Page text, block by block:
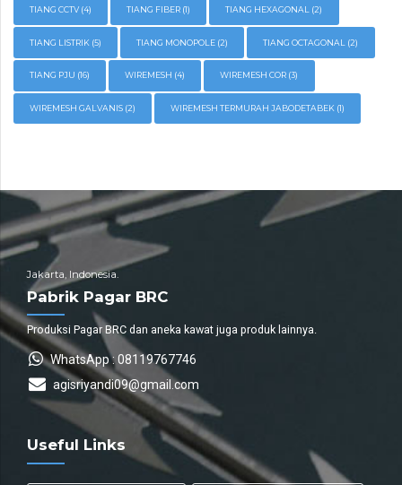
TIANG CCTV(4) TIANG FIBER (1) TIANG HEXAGONAL (2)
TIANG LISTRIK (5) TIANG MONOPOLE (2) TIANG OCTAGONAL (2)
TIANG PJU (16) WIREMESH (4) WIREMESH COR (3)
WIREMESH GALVANIS (2) WIREMESH TERMURAH JABODETABEK (1)
Jakarta, Indonesia.
Pabrik Pagar BRC
Produksi Pagar BRC dan aneka kawat juga produk lainnya.
WhatsApp : 08119767746
agisriyandi09@gmail.com
Useful Links